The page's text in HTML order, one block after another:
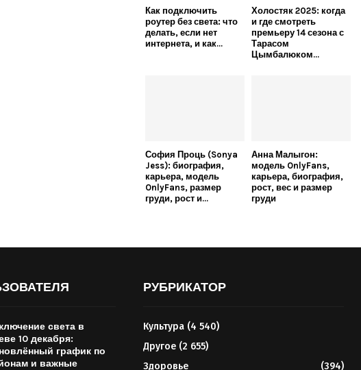
Как подключить
роутер без света: что
делать, если нет
интернета, и как...
Холостяк 2025: когда
и где смотреть
премьеру 14 сезона с
Тарасом
Цымбалюком...
София Проць (Sonya
Jess): биография,
карьера, модель
OnlyFans, размер
груди, рост и...
Анна Малыгон:
модель OnlyFans,
карьера, биография,
рост, вес и размер
груди
света в
10 декабря:
график по
и важные
РУБРИКАТОР
Культура(4 540)
Другое(2 655)
Здоровье
(394)